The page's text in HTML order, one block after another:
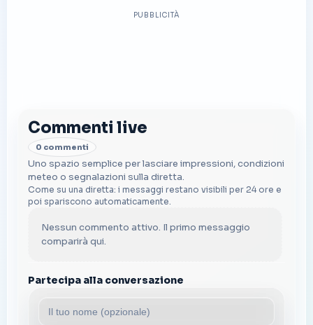
PUBBLICITÀ
Commenti live
0 commenti
Uno spazio semplice per lasciare impressioni, condizioni
meteo o segnalazioni sulla diretta.
Come su una diretta: i messaggi restano visibili per 24 ore e
poi spariscono automaticamente.
Nessun commento attivo. Il primo messaggio
comparirà qui.
Partecipa alla conversazione